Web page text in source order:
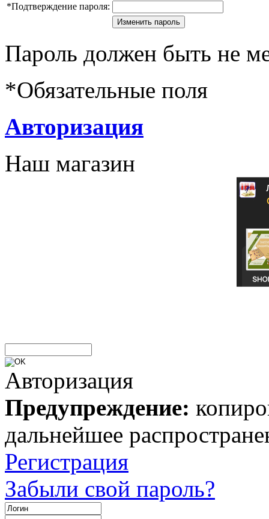
*Подтверждение пароля:
Пароль должен быть не
*Обязательные поля
Авторизация
Наш магазин
Авторизация
Предупреждение:
дальнейшее
Регистрация
Забыли свой пароль?